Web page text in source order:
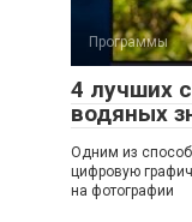
Программы
4 лучших
водяных
Одним из
цифровую
на фотографии